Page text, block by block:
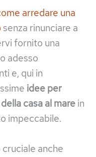
arredare una
senza rinunciare a
fornito una
adesso
e, qui in
idee per
casa al mare in
impeccabile.
anche